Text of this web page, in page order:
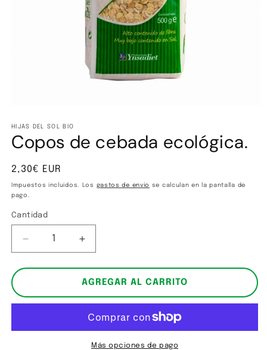
multimedia
1
en
ventana
modal
HIJAS DEL SOL BIO
Copos de cebada ecológica.
Precio
habitual
2,30€ EUR
Impuestos incluidos. Los gastos de envío se calculan en la pantalla de
pago.
Cantidad
Cantidad
Reducir
cantidad
para
de
cebada
Aumentar
cantidad
para
Copos
de
cebada
ecológica.
AGREGAR AL CARRITO
Más opciones de pago